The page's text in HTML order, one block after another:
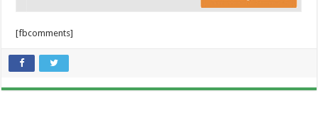
[fbcomments]